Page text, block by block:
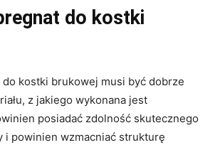
do kostki
kostki brukowej musi być dobrze
z jakiego wykonana jest
posiadać zdolność skutecznego
i powinien wzmacniać strukturę